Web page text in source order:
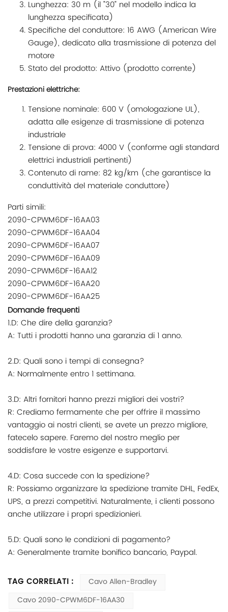
Lunghezza: 30 m (il "30" nel modello indica la
lunghezza specificata)
Specifiche del conduttore: 16 AWG (American Wire
Gauge), dedicato alla trasmissione di potenza del
motore
Stato del prodotto: Attivo (prodotto corrente)
Prestazioni elettriche:
Tensione nominale: 600 V (omologazione UL),
adatta alle esigenze di trasmissione di potenza
industriale
Tensione di prova: 4000 V (conforme agli standard
elettrici industriali pertinenti)
Contenuto di rame: 82 kg/km (che garantisce la
conduttività del materiale conduttore)
Parti simili:
2090-CPWM6DF-16AA03
2090-CPWM6DF-16AA04
2090-CPWM6DF-16AA07
2090-CPWM6DF-16AA09
2090-CPWM6DF-16AA12
2090-CPWM6DF-16AA20
2090-CPWM6DF-16AA25
Domande frequenti
1.D: Che dire della garanzia?
A: Tutti i prodotti hanno una garanzia di 1 anno.
2.D: Quali sono i tempi di consegna?
A: Normalmente entro 1 settimana.
3.D: Altri fornitori hanno prezzi migliori dei vostri?
R: Crediamo fermamente che per offrire il massimo
vantaggio ai nostri clienti, se avete un prezzo migliore,
fatecelo sapere. Faremo del nostro meglio per
soddisfare le vostre esigenze e supportarvi.
4.D: Cosa succede con la spedizione?
R: Possiamo organizzare la spedizione tramite DHL, FedEx,
UPS, a prezzi competitivi. Naturalmente, i clienti possono
anche utilizzare i propri spedizionieri.
5.D: Quali sono le condizioni di pagamento?
A: Generalmente tramite bonifico bancario, Paypal.
TAG CORRELATI :
Cavo Allen-Bradley
Cavo 2090-CPWM6DF-16AA30